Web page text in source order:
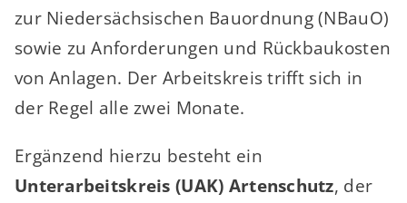
zur Niedersächsischen Bauordnung (NBauO)
sowie zu Anforderungen und Rückbaukosten
von Anlagen. Der Arbeitskreis trifft sich in
der Regel alle zwei Monate.
Ergänzend hierzu besteht ein
Unterarbeitskreis (UAK) Artenschutz, der